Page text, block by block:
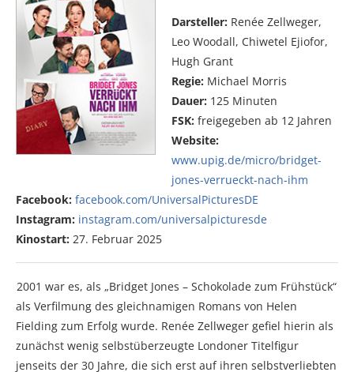
Darsteller: Renée Zellweger,
Leo Woodall, Chiwetel Ejiofor,
Hugh Grant
Regie: Michael Morris
Dauer: 125 Minuten
FSK: freigegeben ab 12 Jahren
Website:
www.upig.de/micro/bridget-
jones-verrueckt-nach-ihm
Facebook: facebook.com/UniversalPicturesDE
Instagram: instagram.com/universalpicturesde
Kinostart: 27. Februar 2025
2001 war es, als „Bridget Jones – Schokolade zum Frühstück“
als Verfilmung des gleichnamigen Romans von Helen
Fielding zum Erfolg wurde. Renée Zellweger gefiel hierin als
zunächst wenig selbstüberzeugte Londoner Titelfigur
jenseits der 30 Jahre, die sich erst auf ihren selbstverliebten